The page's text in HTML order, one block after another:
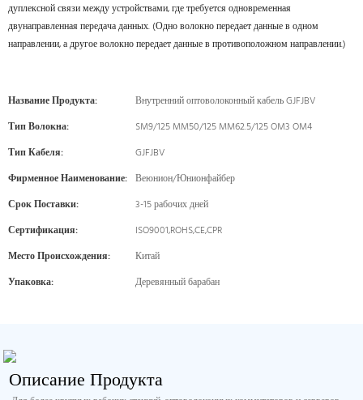
дуплексной связи между устройствами, где требуется одновременная
двунаправленная передача данных. (Одно волокно передает данные в одном
направлении, а другое волокно передает данные в противоположном направлении.)
Название Продукта:
Внутренний оптоволоконный кабель GJFJBV
Тип Волокна:
SM9/125 MM50/125 MM62.5/125 OM3 OM4
Тип Кабеля:
GJFJBV
Фирменное Наименование: Веюнион/Юнионфайбер
Срок Поставки:
3-15 рабочих дней
Сертификация:
ISO9001,ROHS,CE,CPR
Место Происхождения:
Китай
Упаковка:
Деревянный барабан
Описание Продукта